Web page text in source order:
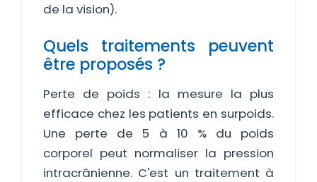
de la vision).
Quels traitements peuvent
être proposés ?
Perte de poids : la mesure la plus
efficace chez les patients en surpoids.
Une perte de 5 à 10 % du poids
corporel peut normaliser la pression
intracrânienne. C'est un traitement à